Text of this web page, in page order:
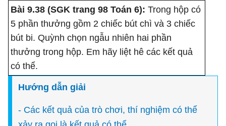
Bài 9.38 (SGK trang 98 Toán 6): Trong hộp có
5 phần thưởng gồm 2 chiếc bút chì và 3 chiếc
bút bi. Quỳnh chọn ngẫu nhiên hai phần
thưởng trong hộp. Em hãy liệt hê các kết quả
có thể.
Hướng dẫn giải
- Các kết quả của trò chơi, thí nghiệm có thể